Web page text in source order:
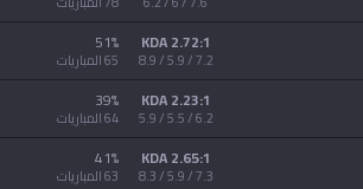
2.72:1 KDA
7.2 / 5.9 / 8.9
51%
65المباريات
2.23:1 KDA
6.2 / 5.5 / 5.9
39%
64المباريات
2.65:1 KDA
7.3 / 5.9 / 8.3
41%
63المباريات